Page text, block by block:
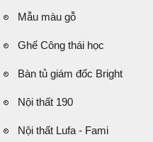
Mẫu màu gỗ
Ghế Công thái học
Bàn tủ giám đốc Bright
Nội thất 190
Nội thất Lufa - Fami